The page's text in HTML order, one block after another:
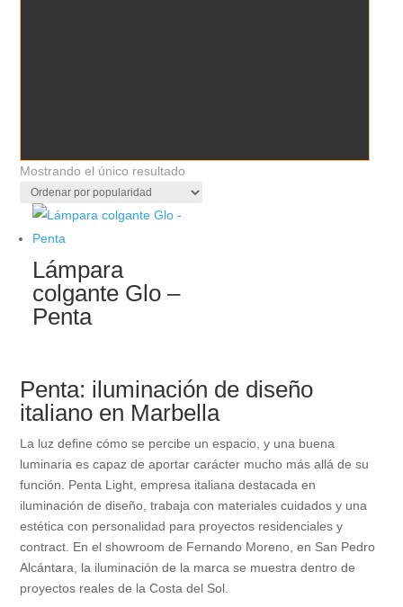
Mostrando el único resultado
Lámpara
colgante Glo –
Penta
Penta: iluminación de diseño
italiano en Marbella
La luz define cómo se percibe un espacio, y una buena
luminaria es capaz de aportar carácter mucho más allá de su
función. Penta Light, empresa italiana destacada en
iluminación de diseño, trabaja con materiales cuidados y una
estética con personalidad para proyectos residenciales y
contract. En el showroom de Fernando Moreno, en San Pedro
Alcántara, la iluminación de la marca se muestra dentro de
proyectos reales de la Costa del Sol.